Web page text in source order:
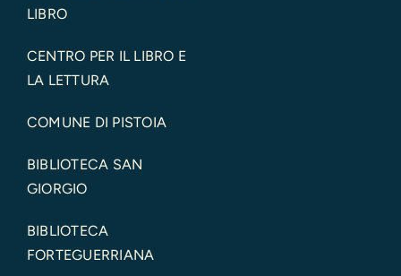
LIBRO
CENTRO PER IL LIBRO E
LA LETTURA
COMUNE DI PISTOIA
BIBLIOTECA SAN
GIORGIO
BIBLIOTECA
FORTEGUERRIANA